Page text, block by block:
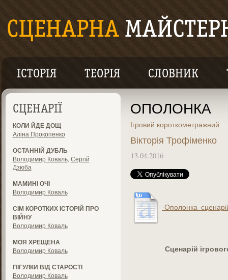
ІСТОРІЯ ТЕОРІЯ СЛОВНИК
СЦЕНАРІЇ
КОЛИ ЙДЕ ДОЩ
Аліна Прокопенко
ОСТАННІЙ ДУБЛЬ
Володимир Коваль, Сергій
Дзюба
МАМИНІ ОЧІ
Володимир Коваль
СІМ КОРОТКИХ ІСТОРІЙ ПРО
ВІЙНУ
Володимир Коваль
МОЯ ХРЕЩЕНА
Володимир Коваль
ПІГУЛКИ ВІД СТАРОСТІ
Володимир Коваль
ОПОЛОНКА
Ігровий короткометражний
Вікторія Трофіменко
13.04.2016
Сценарій